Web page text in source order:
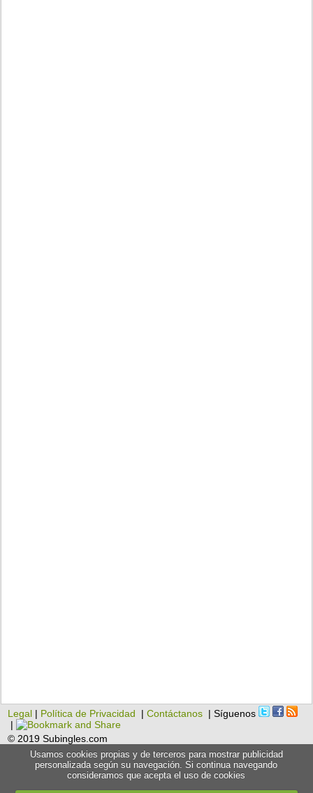
Legal | Política de Privacidad |Contáctanos | Síguenos
|
© 2019 Subingles.com
Usamos cookies propias y de terceros para mostrar publicidad
personalizada según su navegación. Si continua navegando
consideramos que acepta el uso de cookies